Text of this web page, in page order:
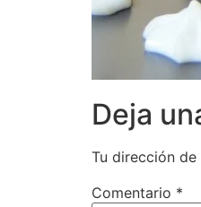
Deja
Tu dirección
Comentario *